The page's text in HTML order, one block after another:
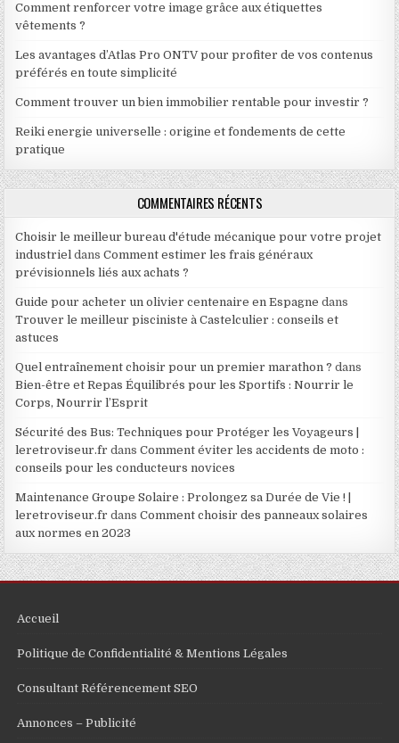
Comment renforcer votre image grâce aux étiquettes
vêtements ?
Les avantages d’Atlas Pro ONTV pour profiter de vos contenus
préférés en toute simplicité
Comment trouver un bien immobilier rentable pour investir ?
Reiki energie universelle : origine et fondements de cette
pratique
COMMENTAIRES RÉCENTS
Choisir le meilleur bureau d'étude mécanique pour votre projet
industriel dansComment estimer les frais généraux
prévisionnels liés aux achats ?
Guide pour acheter un olivier centenaire en Espagne dans
Trouver le meilleur pisciniste à Castelculier : conseils et
astuces
Quel entraînement choisir pour un premier marathon ? dans
Bien-être et Repas Équilibrés pour les Sportifs : Nourrir le
Corps, Nourrir l’Esprit
Sécurité des Bus: Techniques pour Protéger les Voyageurs |
leretroviseur.fr dansComment éviter les accidents de moto :
conseils pour les conducteurs novices
Maintenance Groupe Solaire : Prolongez sa Durée de Vie ! |
leretroviseur.fr dansComment choisir des panneaux solaires
aux normes en 2023
Accueil
Politique de Confidentialité & Mentions Légales
Consultant Référencement SEO
Annonces – Publicité